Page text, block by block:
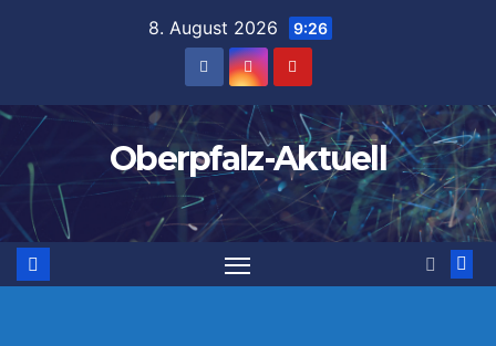
8. August 2026 9:26
Oberpfalz-Aktuell